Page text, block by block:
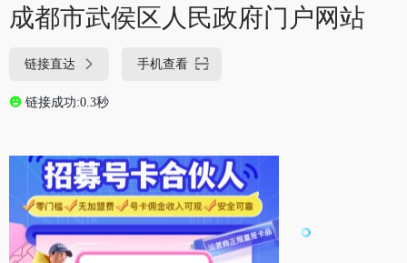
成都市武侯区人民政府门户网站
链接直达 手机查看
链接成功:0.3秒